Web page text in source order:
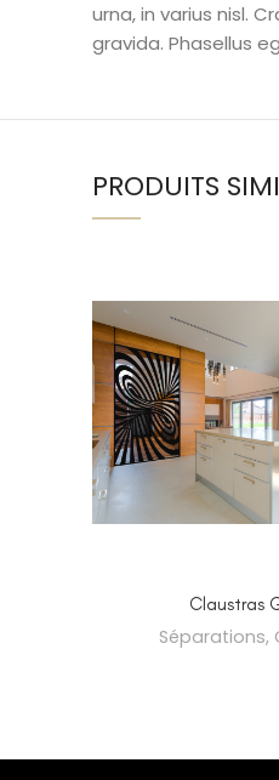
urna, in varius nisl.
gravida. Phasellus
PRODUITS
SELECT
Claustras
Séparations,